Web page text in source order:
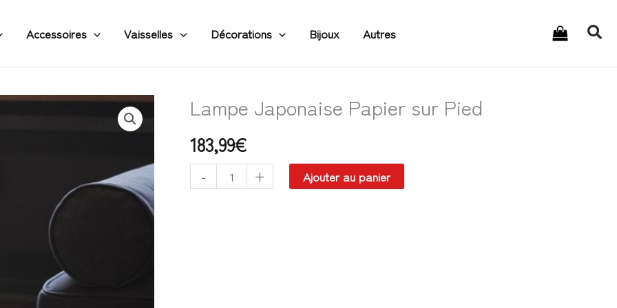
Accessoires Vaisselles Décorations Bijoux Autres
Lampe Japonaise Papier sur Pied
183,99€
-
quantité
Lampe
Japonaise
Papier
+ Ajouter au panier